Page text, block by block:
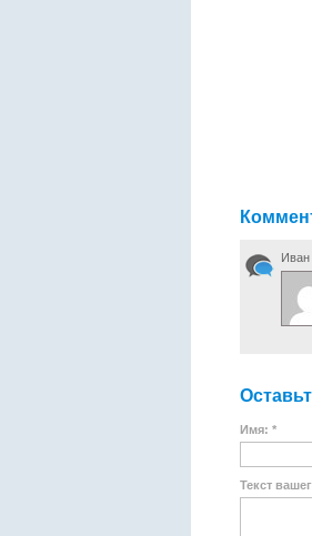
Иван
Имя: *
Текст